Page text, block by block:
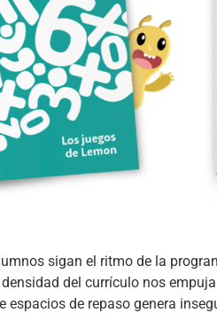
sigan el ritmo de la
del currículo nos
espacios de repaso genera